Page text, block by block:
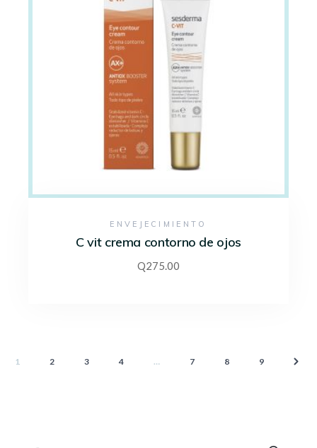
ENVEJECIMIENTO
C vit crema contorno de ojos
Q275.00
1 2 3 4 … 7 8 9